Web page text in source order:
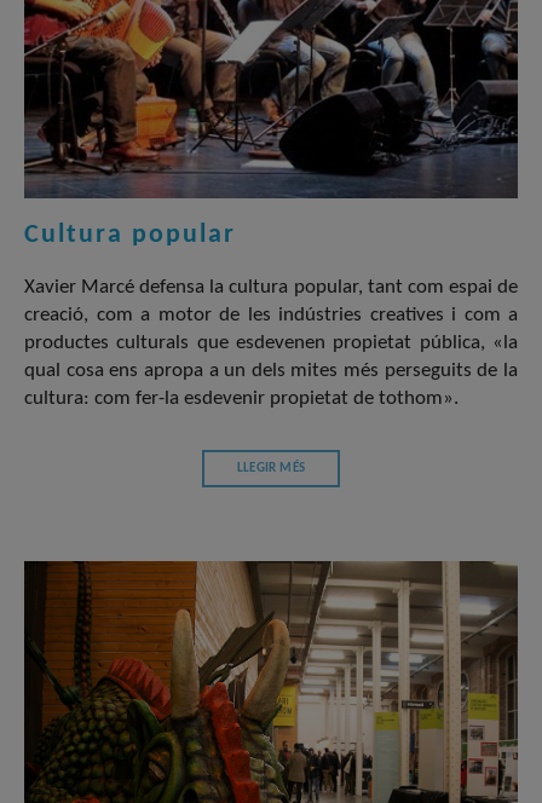
Cultura popular
Xavier Marcé defensa la cultura popular, tant com espai de
creació, com a motor de les indústries creatives i com a
productes culturals que esdevenen propietat pública, «la
qual cosa ens apropa a un dels mites més perseguits de la
cultura: com fer-la esdevenir propietat de tothom».
LLEGIR MÉS